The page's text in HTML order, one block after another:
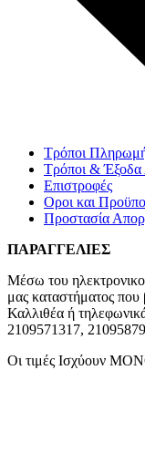
Τρόποι
Τρόποι & Έξοδα
Επιστροφές
Οροι και
Προστασία
ΠΑΡΑΓΓΕΛΙΕΣ
Μέσω του
μας καταστήματος
Καλλιθέα ή
2109571317,
Οι τιμές Ισχύουν